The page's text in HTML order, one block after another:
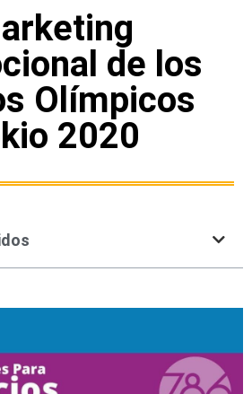
de los
Olímpicos
2020